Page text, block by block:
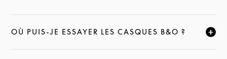
OÙ PUIS-JE ESSAYER LES CASQUES B&O ?
CLIQUEZ POUR ÉLARGIR CETTE DESCRIPTION ET